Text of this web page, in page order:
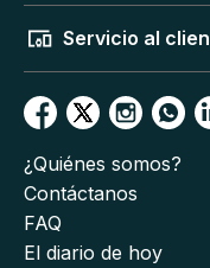
Servicio al
¿Quiénes somos?
Contáctanos
FAQ
El diario de hoy